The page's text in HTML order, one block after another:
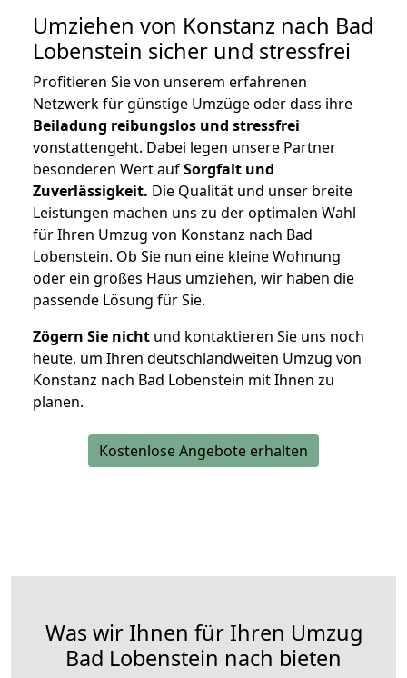
Umziehen von Konstanz nach Bad
Lobenstein sicher und stressfrei
Profitieren Sie von unserem erfahrenen
Netzwerk für günstige Umzüge oder dass ihre
Beiladung reibungslos und stressfrei
vonstattengeht. Dabei legen unsere Partner
besonderen Wert aufSorgfalt und
Zuverlässigkeit. Die Qualität und unser breite
Leistungen machen uns zu der optimalen Wahl
für Ihren Umzug von Konstanz nach Bad
Lobenstein. Ob Sie nun eine kleine Wohnung
oder ein großes Haus umziehen, wir haben die
passende Lösung für Sie.
Zögern Sie nicht und kontaktieren Sie uns noch
heute, um Ihren deutschlandweiten Umzug von
Konstanz nach Bad Lobenstein mit Ihnen zu
planen.
Kostenlose Angebote erhalten
Was wir Ihnen für Ihren Umzug
Bad Lobenstein nach bieten